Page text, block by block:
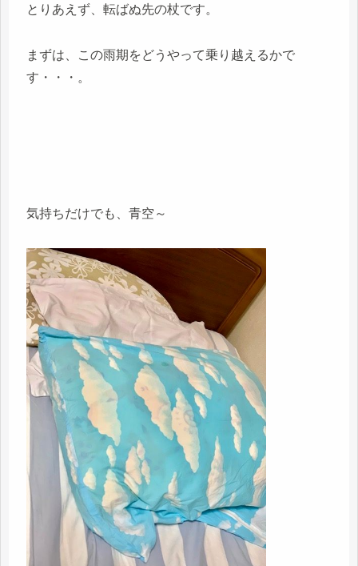
とりあえず、転ばぬ先の杖です。
まずは、この雨期をどうやって乗り越えるかで
す・・・。
気持ちだけでも、青空～